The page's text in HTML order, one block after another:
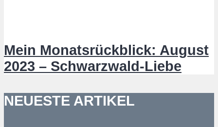
Mein Monatsrückblick: August
2023 – Schwarzwald-Liebe
NEUESTE ARTIKEL